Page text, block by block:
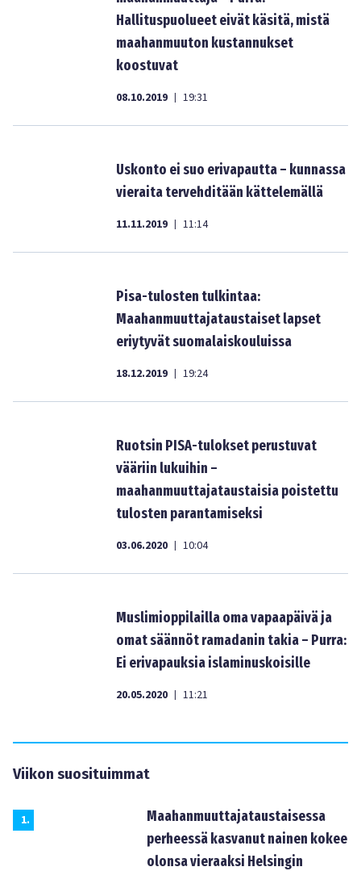
Hallituspuolueet eivät käsitä, mistä
maahanmuuton kustannukset
koostuvat
08.10.2019 | 19:31
Uskonto ei suo erivapautta – kunnassa
vieraita tervehditään kättelemällä
11.11.2019 | 11:14
Pisa-tulosten tulkintaa:
Maahanmuuttajataustaiset lapset
eriytyvät suomalaiskouluissa
18.12.2019 | 19:24
Ruotsin PISA-tulokset perustuvat
vääriin lukuihin –
maahanmuuttajataustaisia poistettu
tulosten parantamiseksi
03.06.2020 | 10:04
Muslimioppilailla oma vapaapäivä ja
omat säännöt ramadanin takia – Purra:
Ei erivapauksia islaminuskoisille
20.05.2020 | 11:21
Viikon suosituimmat
1.
Maahanmuuttajataustaisessa
perheessä kasvanut nainen kokee
olonsa vieraaksi Helsingin